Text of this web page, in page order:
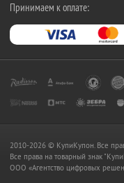
Принимаем к оплате:
2010-2026 © КупиКупон. Все
Все права на товарный знак
OOO «Агентство цифровых